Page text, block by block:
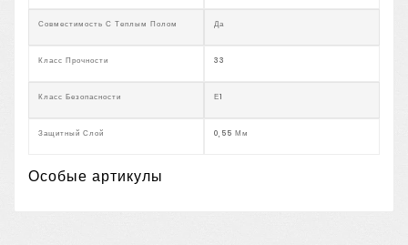
Совместимость С Теплым Полом Да
Класс Прочности 33
Класс Безопасности Е1
Защитный Слой 0,55 Мм
Особые артикулы